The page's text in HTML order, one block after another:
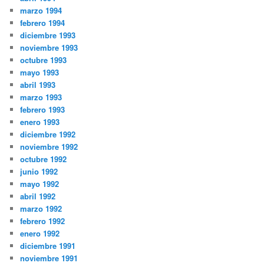
marzo 1994
febrero 1994
diciembre 1993
noviembre 1993
octubre 1993
mayo 1993
abril 1993
marzo 1993
febrero 1993
enero 1993
diciembre 1992
noviembre 1992
octubre 1992
junio 1992
mayo 1992
abril 1992
marzo 1992
febrero 1992
enero 1992
diciembre 1991
noviembre 1991